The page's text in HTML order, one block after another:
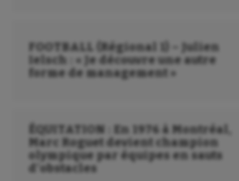
FOOTBALL (Régional 1) – Julien
Ielsch : « Je découvre une autre
forme de management »
ÉQUITATION : En 1976 à Montréal,
Marc Roguet devient champion
olympique par équipes en sauts
d’obstacles